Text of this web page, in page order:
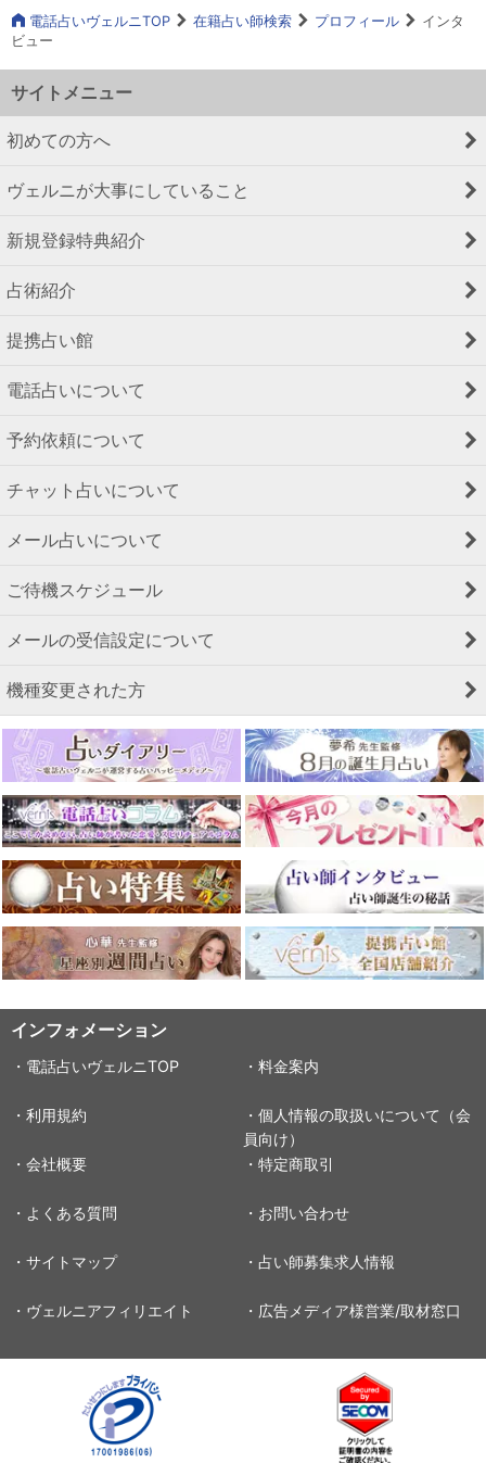
電話占いヴェルニTOP 在籍占い師検索 プロフィール
インタ
ビュー
サイトメニュー
初めての方へ
ヴェルニが大事にしていること
新規登録特典紹介
占術紹介
提携占い館
電話占いについて
予約依頼について
チャット占いについて
メール占いについて
ご待機スケジュール
メールの受信設定について
機種変更された方
インフォメーション
・電話占いヴェルニTOP ・料金案内
・利用規約
・個人情報の取扱いについて（会
員向け）
・会社概要
・特定商取引
・よくある質問 ・お問い合わせ
・サイトマップ ・占い師募集求人情報
・ヴェルニアフィリエイト ・広告メディア様営業/取材窓口